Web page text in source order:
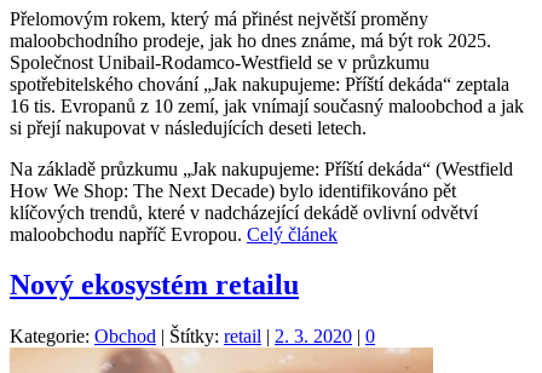
Přelomovým rokem, který má přinést největší proměny
maloobchodního prodeje, jak ho dnes známe, má být rok 2025.
Společnost Unibail-Rodamco-Westfield se v průzkumu
spotřebitelského chování „Jak nakupujeme: Příští dekáda“ zeptala
16 tis. Evropanů z 10 zemí, jak vnímají současný maloobchod a jak
si přejí nakupovat v následujících deseti letech.
Na základě průzkumu „Jak nakupujeme: Příští dekáda“ (Westfield
How We Shop: The Next Decade) bylo identifikováno pět
klíčových trendů, které v nadcházející dekádě ovlivní odvětví
maloobchodu napříč Evropou. Celý článek
Nový ekosystém retailu
Kategorie: Obchod | Štítky: retail | 2. 3. 2020 | 0